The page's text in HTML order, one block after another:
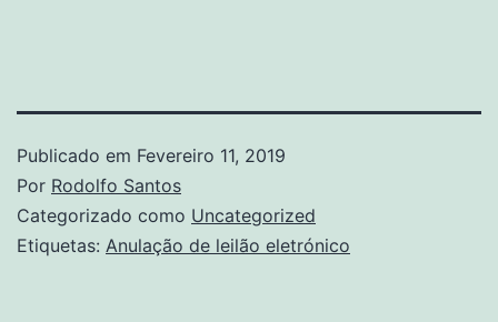
Publicado em Fevereiro 11, 2019
Por Rodolfo Santos
Categorizado como Uncategorized
Etiquetas: Anulação de leilão eletrónico